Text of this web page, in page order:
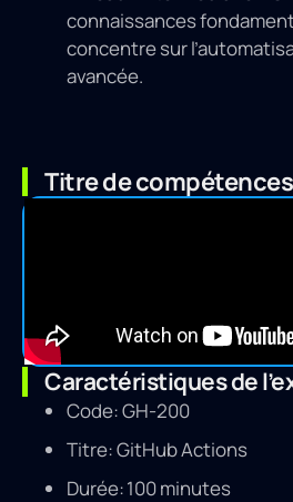
connaissances
concentre sur
avancée.
Titre de
Caractéristiques de
Code: GH-200
Titre: GitHub Actions
Durée: 100 minutes